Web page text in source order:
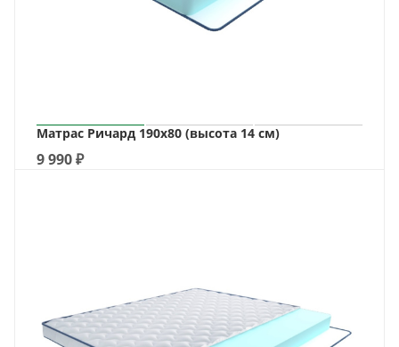
Матрас Ричард 190х80 (высота 14 см)
9 990₽